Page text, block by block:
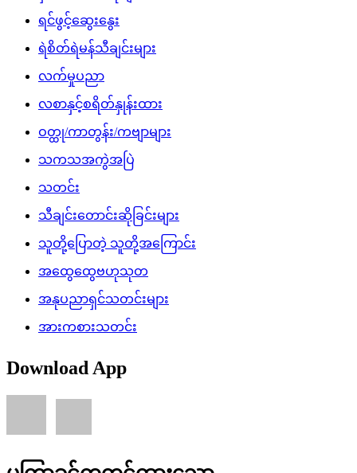
ရင်ဖွင့်ဆွေးနွေး
ရဲစိတ်ရဲမန်သီချင်းများ
လက်မှုပညာ
လစာနှင့်စရိတ်နှုန်းထား
ဝတ္ထု/ကာတွန်း/ကဗျာများ
သကသအကွဲအပြဲ
သတင်း
သီချင်းတောင်းဆိုခြင်းများ
သူတို့ပြောတဲ့ သူတို့အကြောင်း
အထွေထွေဗဟုသုတ
အနုပညာရှင်သတင်းများ
အားကစားသတင်း
Download App